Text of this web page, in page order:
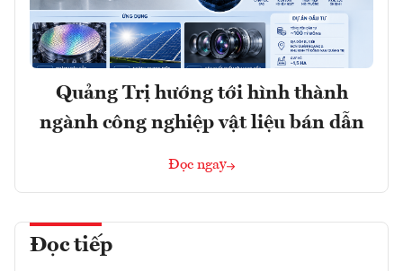
Quảng Trị hướng tới hình thành
ngành công nghiệp vật liệu bán dẫn
Đọc ngay
Đọc tiếp